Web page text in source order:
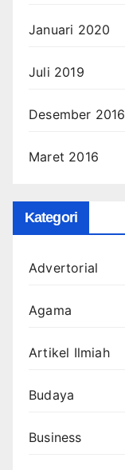
Januari 2020
Juli 2019
Desember 2016
Maret 2016
Kategori
Advertorial
Agama
Artikel Ilmiah
Budaya
Business